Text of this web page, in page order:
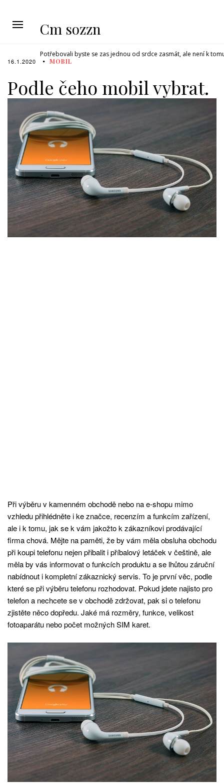
Cm sozzn
Potřebovali byste se zas jednou od srdce zasmát, ale není k
16.1.2020 MOBIL
Podle čeho mobil vybrat.
Při výběru v kamenném obchodě nebo na e-shopu mimo
vzhledu přihlédněte i ke značce, recenzím a funkcím zařízení,
ale i k tomu, jak se k vám jakožto k zákazníkovi prodávající
firma chová. Mějte na paměti, že by vám měla obsluha obchodu
při koupi telefonu nejen přibalit i příbalový letáček v češtině, ale
měla by vás informovat o funkcích produktu a se lhůtou záruční
nabídnout i kompletní zákaznický servis. To je první věc, podle
které se při výběru telefonu rozhodovat. Pokud jdete najisto pro
telefon a nechcete se v obchodě zdržovat, pak si o telefonu
zjistěte něco dopředu. Jaké má rozměry, funkce, velikost
fotoaparátu nebo počet možných SIM karet.